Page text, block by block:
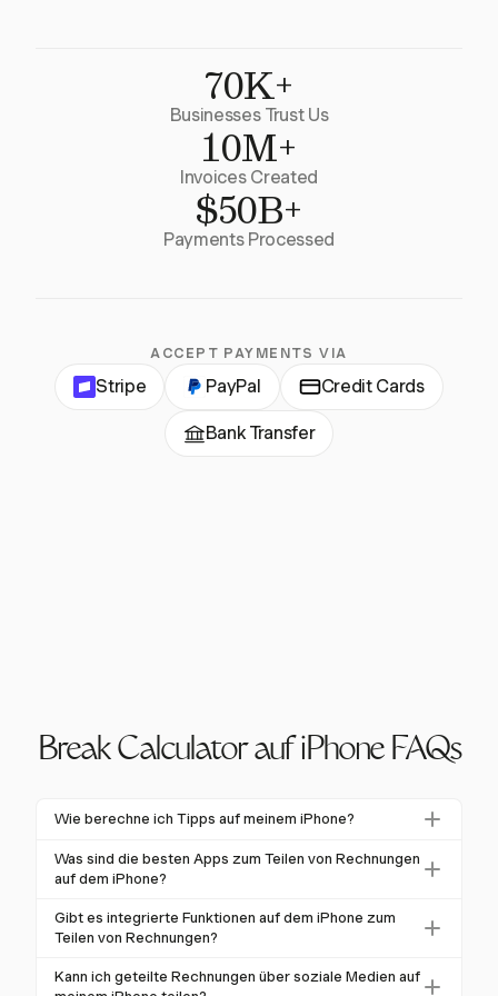
70K+
Businesses Trust Us
10M+
Invoices Created
$50B+
Payments Processed
ACCEPT PAYMENTS VIA
Stripe PayPal Credit Cards
Bank Transfer
Break Calculator auf iPhone FAQs
Wie berechne ich Tipps auf meinem iPhone?
Um Tipps auf Ihrem iPhone zu berechnen, können Sie
die integrierte Rechner-App verwenden. Geben Sie
ihn mit dem Tippprozentsatz und addieren Sie das
Ergebnis zur ursprünglichen Rechnung. Für
komplexere Situationen sollten Sie Apps wie
Was sind die besten Apps zum Teilen von Rechnungen
auf dem iPhone?
Zu den besten Apps zum Teilen von Rechnungen auf
dem iPhone gehören Splitwise und Venmo. Diese
Funktionen, die die Aufteilung von Ausgaben
Gibt es integrierte Funktionen auf dem iPhone zum
Teilen von Rechnungen?
Obwohl das iPhone keine spezielle Funktion zum
Kann ich geteilte Rechnungen über soziale Medien auf